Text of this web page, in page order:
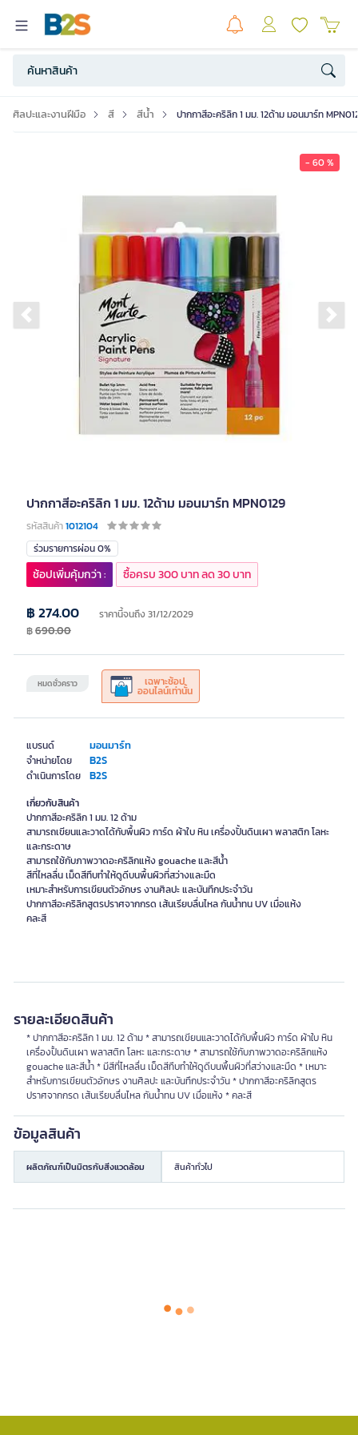
ศิลปะและงานฝีมือ สี สีน้ำ ปากกาสีอะคริลิก 1 มม. 12ด้าม มอนมาร์ท
- 60 %
Previous slide
ปากกาสีอะคริลิก 1 มม. 12ด้าม มอนมาร์ท MPN0129
รหัสสินค้า1012104
แบรนด์ มอนมาร์ท
จำหน่ายโดย B2S
ดำเนินการโดย B2S
ร่วมรายการผ่อน 0%
หมดชั่วคราว เฉพาะช้อป
ออนไลน์เท่านั้น
฿ 274.00 ราคานี้จนถึง 31/12/2029
฿690.00
ช้อปเพิ่มคุ้มกว่า : ซื้อครบ 300 บาท ลด 30 บาท
เกี่ยวกับสินค้า
ปากกาสีอะคริลิก 1 มม. 12 ด้าม
สามารถเขียนและวาดได้กับพื้นผิว การ์ด ผ้าใบ หิน เครื่องปั้นดินเผา พลาสติก โลหะ
และกระดาษ
สามารถใช้กับภาพวาดอะคริลิกแห้ง gouache และสีน้ำ
สีที่ไหลลื่น เม็ดสีทึบทำให้ดูดีบนพื้นผิวที่สว่างและมืด
เหมาะสำหรับการเขียนตัวอักษร งานศิลปะ และบันทึกประจำวัน
ปากกาสีอะคริลิกสูตรปราศจากกรด เส้นเรียบลื่นไหล กันน้ำทน UV เมื่อแห้ง
คละสี
รายละเอียดสินค้า
* ปากกาสีอะคริลิก 1 มม. 12 ด้าม * สามารถเขียนและวาดได้กับพื้นผิว การ์ด ผ้าใบ หิน
เครื่องปั้นดินเผา พลาสติก โลหะ และกระดาษ * สามารถใช้กับภาพวาดอะคริลิกแห้ง
gouache และสีน้ำ * มีสีที่ไหลลื่น เม็ดสีทึบทำให้ดูดีบนพื้นผิวที่สว่างและมืด * เหมาะ
สำหรับการเขียนตัวอักษร งานศิลปะ และบันทึกประจำวัน * ปากกาสีอะคริลิกสูตร
ปราศจากกรด เส้นเรียบลื่นไหล กันน้ำทน UV เมื่อแห้ง * คละสี
ข้อมูลสินค้า
ผลิตภัณฑ์เป็นมิตรกับสิ่งแวดล้อม สินค้าทั่วไป